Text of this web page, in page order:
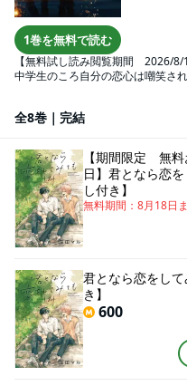
1巻を無料で読む
【無料試し読み閲覧期間 2026/8/
中学生のころ自分の恋心は嘲笑さ
変わり始めて…。世話焼き同級生×
なら恋をしてみても［ばら売り］
全8巻｜完結
【期間限定 無
日】君となら恋
し付き】
無料期間： 8月18日
君となら恋をし
き】
600